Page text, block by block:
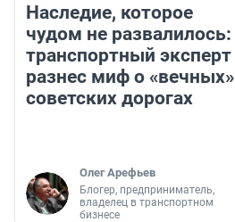
Наследие, которое
чудом не развалилось:
транспортный эксперт
разнес миф о «вечных»
советских дорогах
Олег Арефьев
Блогер, предприниматель,
владелец в транспортном
бизнесе